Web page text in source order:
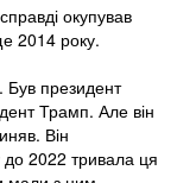
окупував
2014 року.
. Був президент
Трамп. Але він
Він
2022 тривала ця